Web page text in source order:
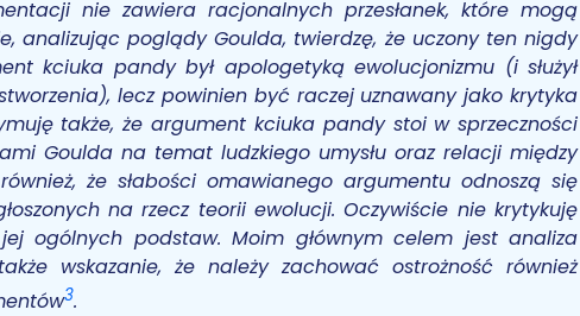
nie zawiera racjonalnych przesłanek, które mogą
analizując poglądy Goulda, twierdzę, że uczony ten nigdy
kciuka pandy był apologetyką ewolucjonizmu (i służył
lecz powinien być raczej uznawany jako krytyka
także, że argument kciuka pandy stoi w sprzeczności
Goulda na temat ludzkiego umysłu oraz relacji między
że słabości omawianego argumentu odnoszą się
na rzecz teorii ewolucji. Oczywiście nie krytykuję
ogólnych podstaw. Moim głównym celem jest analiza
wskazanie, że należy zachować ostrożność również
3.